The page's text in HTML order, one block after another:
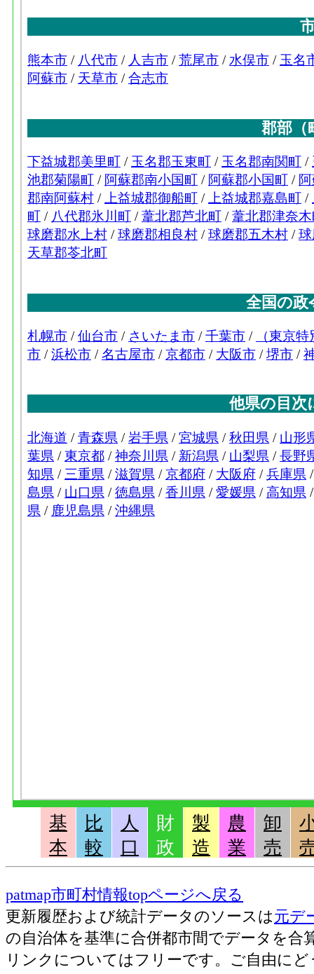
基
本
比
較
人
口
財
政
製
造
農
業
卸
売
patmap市町村情報topページへ戻る
更新履歴および統計データのソースは元デ
の自治体を基準に合併都市間でデータを合
リンクについてはフリーです。ご自由にど